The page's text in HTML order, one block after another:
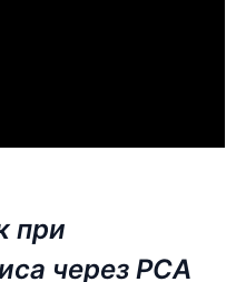
при
через РСА